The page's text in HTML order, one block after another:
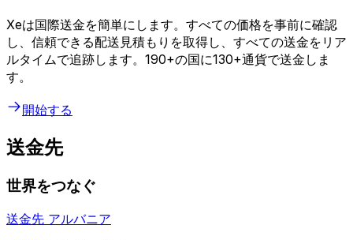
Xeは国際送金を簡単にします。すべての価格を事前に確認
し、信頼できる配送見積もりを取得し、すべての送金をリア
ルタイムで追跡します。190+の国に130+通貨で送金しま
す。
開始する
送金先
世界をつなぐ
送金先 アルバニア